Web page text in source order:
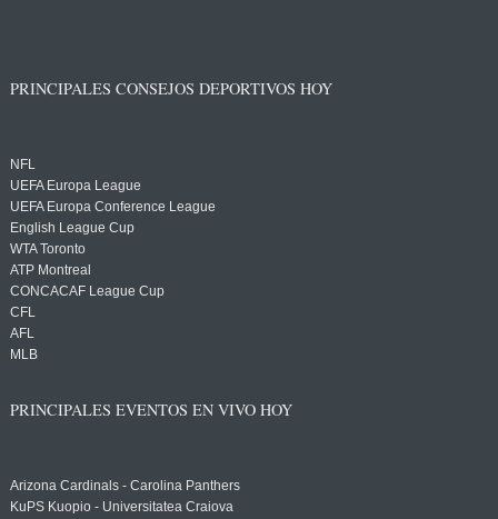
PRINCIPALES CONSEJOS DEPORTIVOS HOY
NFL
UEFA Europa League
UEFA Europa Conference League
English League Cup
WTA Toronto
ATP Montreal
CONCACAF League Cup
CFL
AFL
MLB
PRINCIPALES EVENTOS EN VIVO HOY
Arizona Cardinals - Carolina Panthers
KuPS Kuopio - Universitatea Craiova